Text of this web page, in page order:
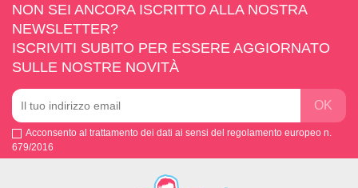
NON SEI ANCORA ISCRITTO ALLA NOSTRA
NEWSLETTER?
ISCRIVITI SUBITO PER ESSERE AGGIORNATO
SULLE NOSTRE NOVITÀ
Acconsento al trattamento dei dati ai sensi del regolamento europeo n.
679/2016